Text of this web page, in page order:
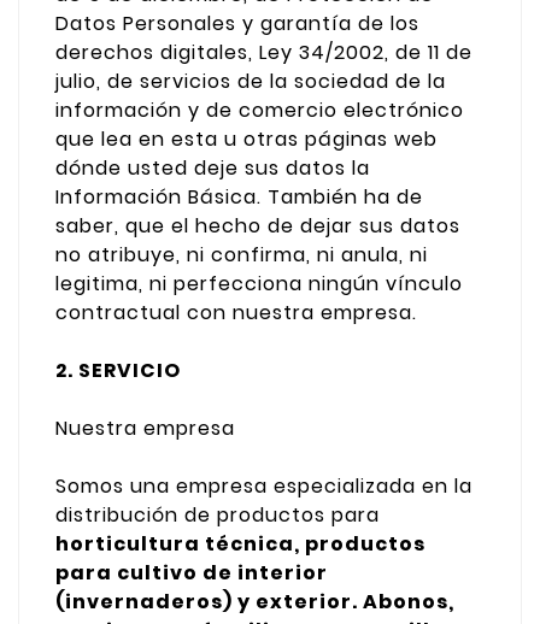
Datos Personales y garantía de los
derechos digitales, Ley 34/2002, de 11 de
julio, de servicios de la sociedad de la
información y de comercio electrónico
que lea en esta u otras páginas web
dónde usted deje sus datos la
Información Básica. También ha de
saber, que el hecho de dejar sus datos
no atribuye, ni confirma, ni anula, ni
legitima, ni perfecciona ningún vínculo
contractual con nuestra empresa.
2. SERVICIO
Nuestra empresa
Somos una empresa especializada en la
distribución de productos para
horticultura técnica, productos
para cultivo de interior
(invernaderos) y exterior. Abonos,